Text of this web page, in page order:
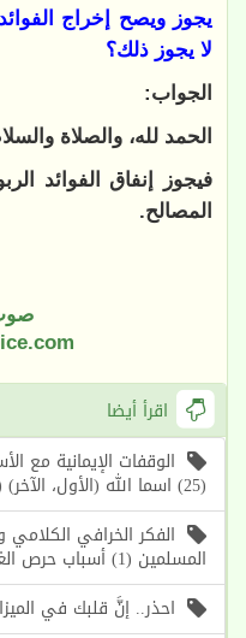
يجوز ويصح إخراج
لا يجوز ذلك؟
الجواب:
الحمد لله، والصلاة
فيجوز إنفاق الفوائد
المصالح.
اقرأ أيضا
الوقفات الإيمانية مع
(25) اسما الله (الأول، الآخر) (موعظة الأسبوع)
الفكر الخرافي الكلامي
المسلمين (1) أسباب حرص الغرب على إحياء هذا الفكر (1)
احذر.. إنَّ قلبك في